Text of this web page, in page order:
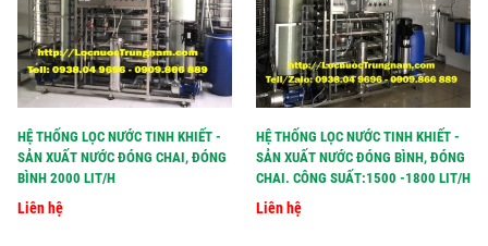
HỆ THỐNG LỌC NƯỚC TINH KHIẾT -
SẢN XUẤT NƯỚC ĐÓNG CHAI, ĐÓNG
BÌNH 2000 LIT/H
Liên hệ
HỆ THỐNG LỌC NƯỚC TINH KHIẾT -
SẢN XUẤT NƯỚC ĐÓNG BÌNH, ĐÓNG
CHAI. CÔNG SUẤT:1500 -1800 LIT/H
Liên hệ